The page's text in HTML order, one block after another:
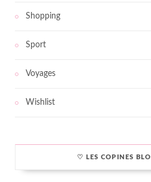
Shopping
Sport
Voyages
Wishlist
♡ LES COPINES